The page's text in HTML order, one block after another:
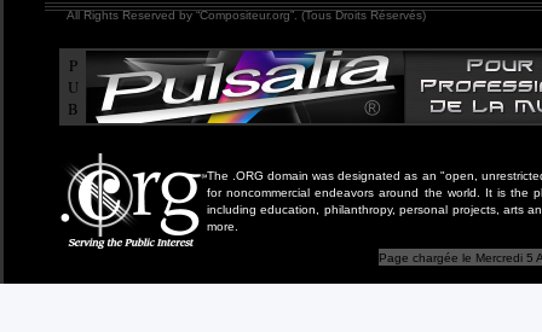
All Rights Reserved by “Compositeur.org”. (Tous Droits Réservés)
P
U
B
The .ORG domain was designated as an "open,
for noncommercial endeavors around the world. It is the
including education, philanthropy, personal projects, arts
more.
Page chargée le Mercredi 5